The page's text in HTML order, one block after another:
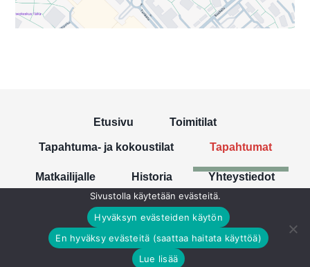
Etusivu Toimitilat
Tapahtuma- ja kokoustilat Tapahtumat
Matkailijalle Historia Yhteystiedot
Sivustolla käytetään evästeitä.
Hyväksyn evästeiden käytön
En hyväksy evästeitä (saattaa haitata käyttöä)
Lue lisää